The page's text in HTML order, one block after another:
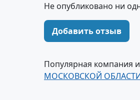
Не опубликовано ни
Добавить отзыв
Популярная компания
МОСКОВСКОЙ